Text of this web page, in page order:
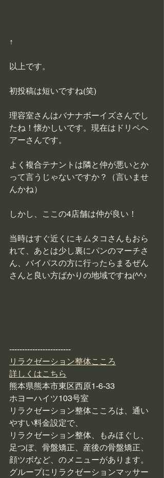
↑
以上です。
初投稿は短いですね(笑)
理容室さんはバナナボーイズさんでし
たね！懐かしいです。現在はドリペヘ
アーさんです。
よく複合テナントは隣と仲が悪いとか
って言うじゃないですか？（言いませ
んかね）
しかし、ここの4店舗は仲が良い！
当時はすぐ近くにキムタコさんもおら
れて、あとは少し裏にパンのマーチさ
ん、バイパスの方に行ったらまるぜん
さんと良い方ばかりの地域ですね(^^♪
------------------------
リラクゼーション整体こころ
詳しくはこちら
熊本県熊本市東区西原1-6-33
ホヨーハイツ103号室
リラクゼーション整体こころは、通い
やすい料金設定で、
リラクゼーション整体、もみほぐし、
足つぼ、骨盤矯正、産後の骨盤矯正、
顔ツボなど、のメニューがあります。
グループにリラクゼーションマッサー